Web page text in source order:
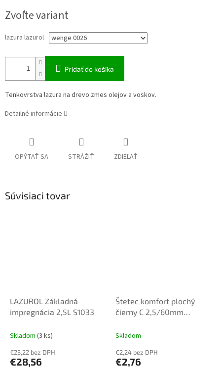
cena:
Zvoľte variant
lazura lazurol
Pridať do košíka
Tenkovrstva lazura na drevo zmes olejov a voskov.
Detailné informácie
OPÝTAŤ SA STRÁŽIŤ ZDIEĽAŤ
Súvisiaci tovar
LAZUROL Základná
impregnácia 2,5L S1033
Skladom (3 ks)
€23,22 bez DPH
€28,56
Štetec komfort plochý
čierny C 2,5/60mm
Skladom
€2,24 bez DPH
€2,76